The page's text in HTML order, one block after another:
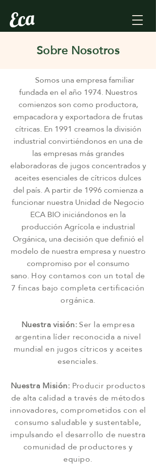
Sobre Nosotros
Somos una empresa familiar
fundada en el año 1974. Nuestros
comienzos son como productora,
empacadora y exportadora de frutas
cítricas.En 1991 creamos la división
industrial convirtiéndonos enunade
las empresas más grandes
elaboradoras de jugos concentrados y
aceites esenciales de cítricos dulces
del país. A partir de 1996 comienza a
funcionar nuestra Unidad de Negocio
ECA BIO iniciándonos en la
producción Agrícola e industrial
Orgánica, una decisión que definió el
modelo de nuestra empresa y nuestro
compromiso por el consumo
sano.Hoy contamos con un total de
7 fincas bajo completa certificación
orgánica.
Nuestra visión:Ser la empresa
argentina líder reconocida a nivel
mundial en jugos cítricos y aceites
esenciales.
Nuestra Misión:Producir productos
de alta calidad a través de métodos
innovadores, comprometidos con el
consumo saludable y sustentable,
impulsando el desarrollo de nuestra
comunidad de productores y
equipo.